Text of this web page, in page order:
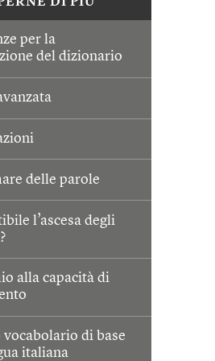
per la
del dizionario
delle parole
l’ascesa degli
alla capacità di
di base
italiana